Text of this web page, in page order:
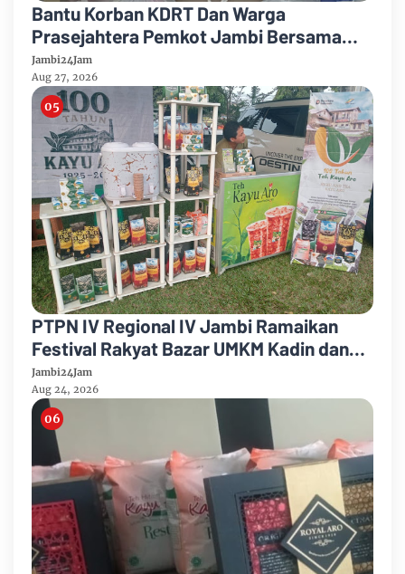
Bantu Korban KDRT Dan Warga
Prasejahtera Pemkot Jambi Bersama
PTPN IV Regional IV Salurkan Paket
Sembako
Jambi24Jam
Aug 27, 2026
PTPN IV Regional IV Jambi Ramaikan
Festival Rakyat Bazar UMKM Kadin dan
Korem 042/Garuda Putih
Jambi24Jam
Aug 24, 2026